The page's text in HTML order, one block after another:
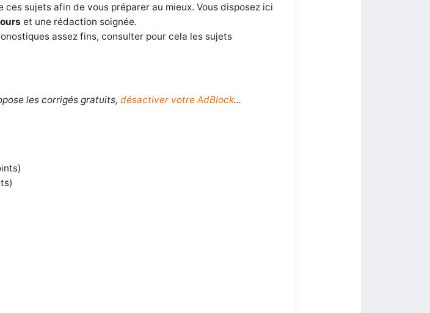
sujets afin de vous préparer au mieux. Vous disposez ici
et une rédaction soignée.
assez fins, consulter pour cela les sujets
les corrigés gratuits,désactiver votre AdBlock...